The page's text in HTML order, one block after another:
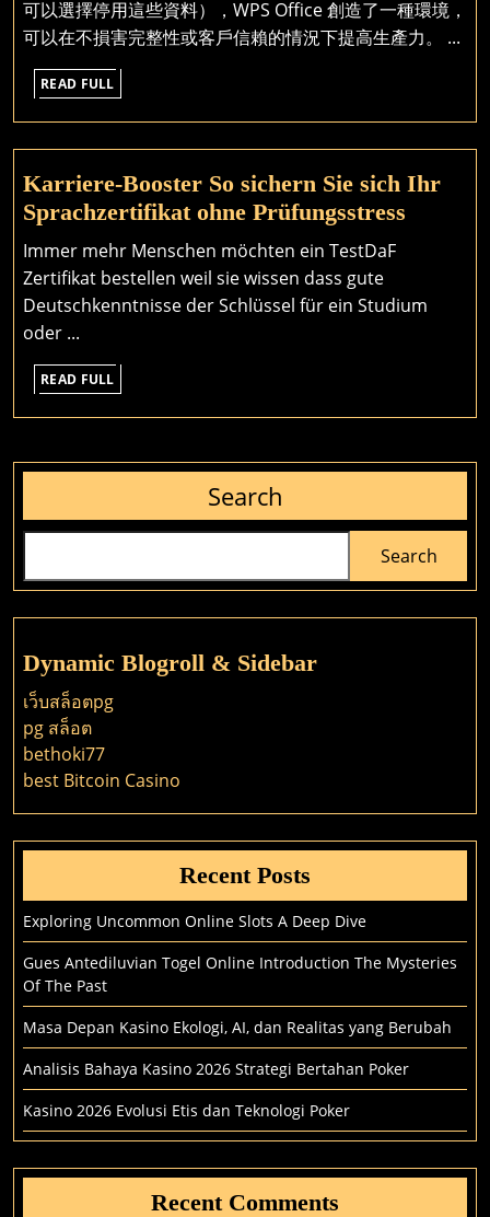
的
便
可以選擇停用這些資料），WPS Office 創造了一種環境，
可以在不損害完整性或客戶信賴的情況下提高生產力。 ...
READ FULL
FULL
Karriere-Booster So sichern Sie sich Ihr
Sprachzertifikat ohne Prüfungsstress
sichern
Immer mehr Menschen möchten ein TestDaF
Zertifikat bestellen weil sie wissen dass gute
Deutschkenntnisse der Schlüssel für ein Studium
oder ...
READ FULL
FULL
Search
Search
Dynamic Blogroll & Sidebar
เว็บสล็อตpg
pg สล็อต
bethoki77
best Bitcoin Casino
Recent Posts
Exploring Uncommon Online Slots A Deep Dive
Gues Antediluvian Togel Online Introduction The Mysteries
Of The Past
Masa Depan Kasino Ekologi, AI, dan Realitas yang Berubah
Analisis Bahaya Kasino 2026 Strategi Bertahan Poker
Kasino 2026 Evolusi Etis dan Teknologi Poker
Recent Comments